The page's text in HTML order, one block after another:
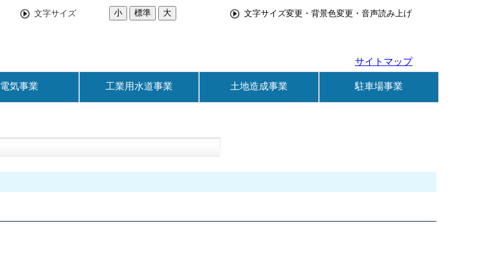
文字サイズ 小 標準 大 文字サイズ変更・背景色変更・音声読み上げ
サイトマップ
電気事業 工業用水道事業 土地造成事業 駐車場事業